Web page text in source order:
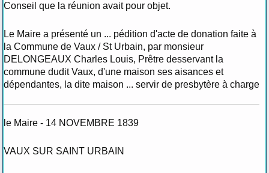
Conseil que la réunion avait pour objet.
Le Maire a présenté un ... pédition d'acte de donation faite à
la Commune de Vaux / St Urbain, par monsieur
DELONGEAUX Charles Louis, Prêtre desservant la
commune dudit Vaux, d'une maison ses aisances et
dépendantes, la dite maison ... servir de presbytère à charge
le Maire - 14 NOVEMBRE 1839
VAUX SUR SAINT URBAIN